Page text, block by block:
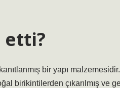
etti?
bir yapı
birikintilerden çıkarılmış ve